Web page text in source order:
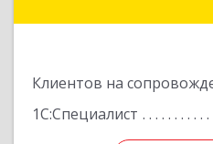
Клиентов на
1С:Специалист